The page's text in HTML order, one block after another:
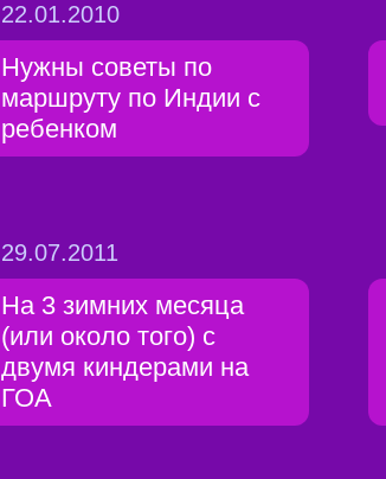
22.01.2010
Нужны советы по
маршруту по Индии с
ребенком
29.07.2011
На 3 зимних месяца
(или около того) с
двумя киндерами на
ГОА